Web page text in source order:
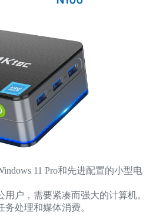
11 Pro和先进配置的小型电
用户，需要紧凑而强大的计算机。
务处理和媒体消费。